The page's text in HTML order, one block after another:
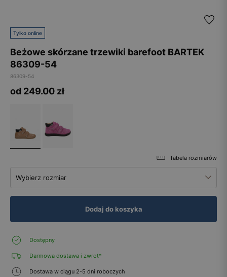
Tylko online
Beżowe skórzane trzewiki barefoot BARTEK
86309-54
86309-54
od 249.00 zł
Tabela rozmiarów
Wybierz rozmiar
Dodaj do koszyka
Dostępny
Darmowa dostawa i zwrot*
Dostawa w ciągu 2-5 dni roboczych